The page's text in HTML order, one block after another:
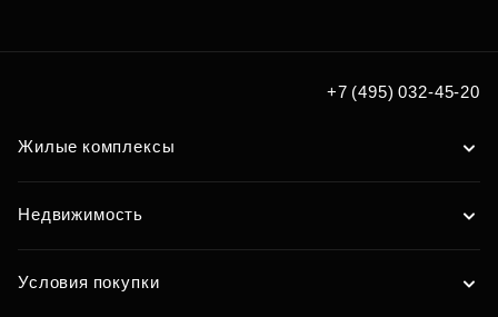
+7 (495) 032-45-20
Жилые комплексы
Недвижимость
Условия покупки